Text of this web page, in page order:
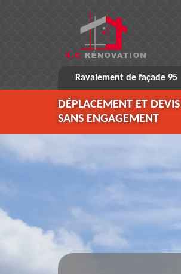
Ravalement de façade 95
DÉPLACEMENT ET
SANS ENGAGEMENT